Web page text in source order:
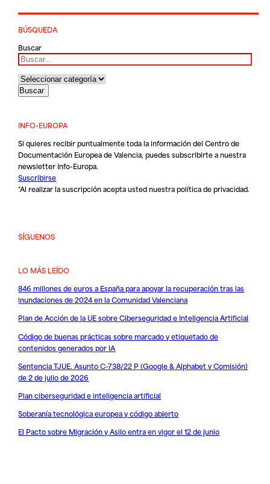
BÚSQUEDA
Buscar
INFO-EUROPA
Si quieres recibir puntualmente toda la información del Centro de
Documentación Europea de Valencia, puedes subscribirte a nuestra
newsletter Info-Europa.
Suscribirse
*Al realizar la suscripción acepta usted nuestrapolítica de privacidad.
SÍGUENOS
LO MÁS LEÍDO
846 millones de euros a España para apoyar la recuperación tras las
inundaciones de 2024 en la Comunidad Valenciana
Plan de Acción de la UE sobre Ciberseguridad e Inteligencia Artificial
Código de buenas prácticas sobre marcado y etiquetado de
contenidos generados por IA
Sentencia TJUE. Asunto C-738/22 P (Google & Alphabet v Comisión)
de 2 de julio de 2026
Plan ciberseguridad e inteligencia artificial
Soberanía tecnológica europea y código abierto
El Pacto sobre Migración y Asilo entra en vigor el 12 de junio